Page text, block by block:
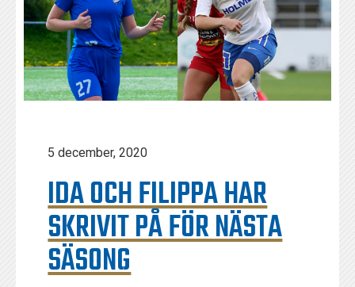
5 december, 2020
IDA OCH FILIPPA HAR
SKRIVIT PÅ FÖR NÄSTA
SÄSONG